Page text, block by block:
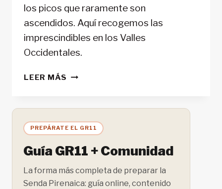
los picos que raramente son
ascendidos. Aquí recogemos las
imprescindibles en los Valles
Occidentales.
LEER MÁS EXPLORANDO
VALLES
OCCIDENTALES
DEL
PIRINEO
PREPÁRATE EL GR11
Guía GR11 + Comunidad
La forma más completa de preparar la
Senda Pirenaica: guía online, contenido